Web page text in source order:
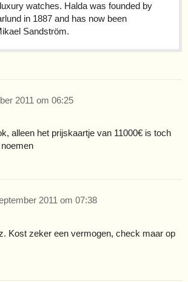
watches. Halda was founded by
in 1887 and has now been
Sandström.
2011 om 06:25
alleen het prijskaartje van 11000€ is toch
2011 om 07:38
Kost zeker een vermogen, check maar op